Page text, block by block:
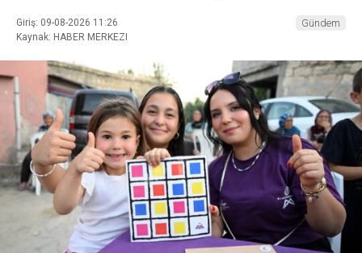
Giriş: 09-08-2026 11:26
Kaynak: HABER MERKEZI
Gündem